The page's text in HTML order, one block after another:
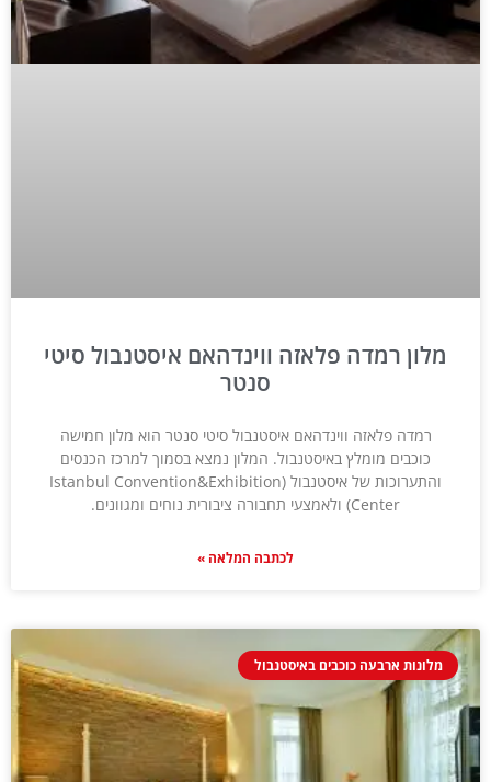
מלון רמדה פלאזה ווינדהאם איסטנבול סיטי
סנטר
רמדה פלאזה ווינדהאם איסטנבול סיטי סנטר הוא מלון חמישה
כוכבים מומלץ באיסטנבול. המלון נמצא בסמוך למרכז הכנסים
והתערוכות של איסטנבול (Istanbul Convention&Exhibition
Center) ולאמצעי תחבורה ציבורית נוחים ומגוונים.
לכתבה המלאה »
מלונות ארבעה כוכבים באיסטנבול